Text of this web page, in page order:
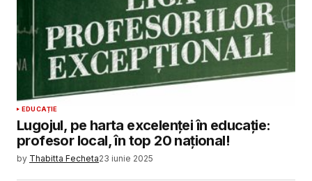
EDUCAȚIE
Lugojul, pe harta excelenței în educație:
profesor local, în top 20 național!
by Thabitta Fecheta23 iunie 2025